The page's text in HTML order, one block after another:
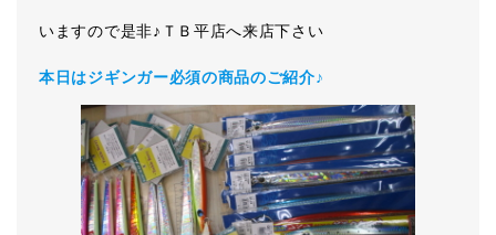
いますので是非♪ＴＢ平店へ来店下さい
本日はジギンガー必須の商品のご紹介♪